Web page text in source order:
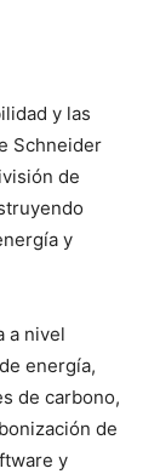
y las
Schneider
de
y
a nivel
energía,
de carbono,
de
y